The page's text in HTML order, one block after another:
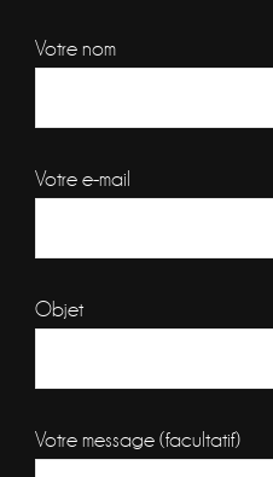
Votre nom
Votre e-mail
Objet
Votre message (facultatif)